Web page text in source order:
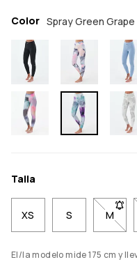
Color Spray Green Grape
Talla
XS S M
-
El/la modelo mide 175 cm y